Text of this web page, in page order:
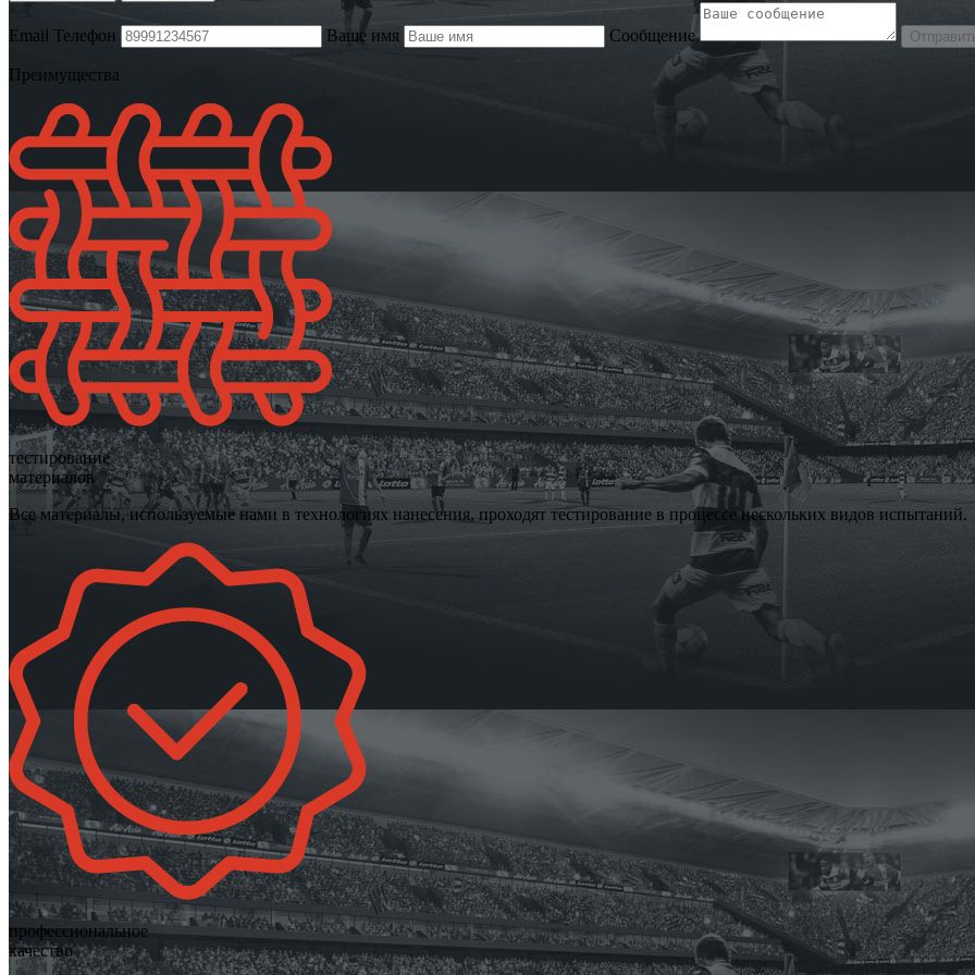
Email Телефон Ваше имя Сообщение
Преимущества
тестирование
материалов
Все материалы, используемые нами в технологиях нанесения, проходят тестирование в процессе нескольких видов испытаний.
профессиональное
качество